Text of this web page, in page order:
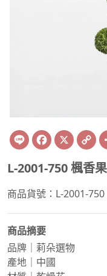
Line Facebook
X
L-2001-750 楓香
商品貨號：L-2001-750
商品摘要
品牌｜莉朵選物
產地｜中國